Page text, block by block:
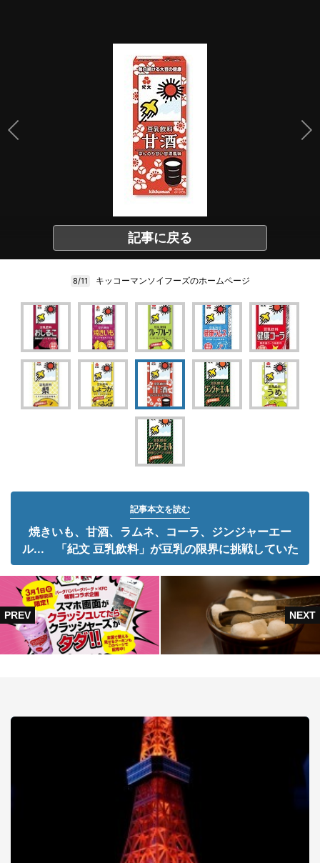
記事に戻る
8/11 キッコーマンソイフーズのホームページ
記事本文を読む
焼きいも、甘酒、ラムネ、コーラ、ジンジャーエー
ル... 「紀文 豆乳飲料」が豆乳の限界に挑戦していた